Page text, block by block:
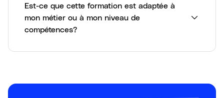
Est-ce que cette formation est adaptée à
mon métier ou à mon niveau de
compétences?